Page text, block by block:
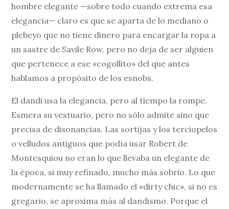
hombre elegante —sobre todo cuando extrema esa
elegancia— claro es que se aparta de lo mediano o
plebeyo que no tiene dinero para encargar la ropa a
un sastre de Savile Row, pero no deja de ser alguien
que pertenece a ese «cogollito» del que antes
hablamos a propósito de los esnobs.
El dandi usa la elegancia, pero al tiempo la rompe.
Esmera su vestuario, pero no sólo admite sino que
precisa de disonancias. Las sortijas y los terciopelos
o velludos antiguos que podía usar Robert de
Montesquiou no eran lo que llevaba un elegante de
la época, si muy refinado, mucho más sobrio. Lo que
modernamente se ha llamado el «dirty chic», si no es
gregario, se aproxima más al dandismo. Porque el